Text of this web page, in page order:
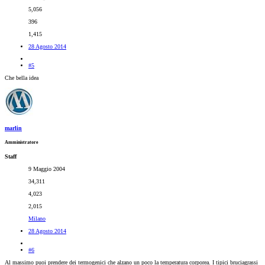
5,056
396
1,415
28 Agosto 2014
#5
Che bella idea
marlin
Amministratore
Staff
9 Maggio 2004
34,311
4,023
2,015
Milano
28 Agosto 2014
#6
Al massimo puoi prendere dei termogenici che alzano un poco la temperatura corporea. I tipici bruciagrassi